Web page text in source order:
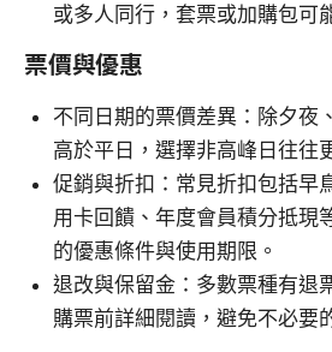
或多人同行，套票或加購包可
票價與優惠
不同日期的票價差異：除夕夜
高於平日，選擇非高峰日往往
促銷與折扣：常見折扣包括早
用卡回饋、年度會員積分抵現
的優惠條件與使用期限。
退改與保留金：多數票種有退
購票前詳細閱讀，避免不必要